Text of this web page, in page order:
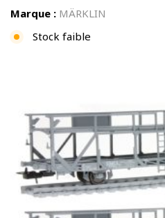
Marque : MÄRKLIN
Stock faible